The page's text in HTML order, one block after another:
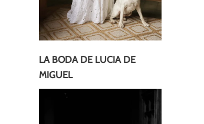
LA BODA DE LUCIA DE
MIGUEL